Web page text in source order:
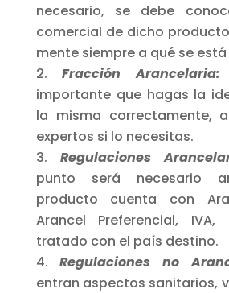
necesario, se debe
comercial de dicho
mente siempre a qué se
Fracción Arancelaria:
importante que hagas la
la misma correctamente,
expertos si lo necesitas.
Regulaciones
punto será necesario
producto cuenta con
Arancel Preferencial,
tratado con el país destino.
Regulaciones no
entran aspectos sanitarios,